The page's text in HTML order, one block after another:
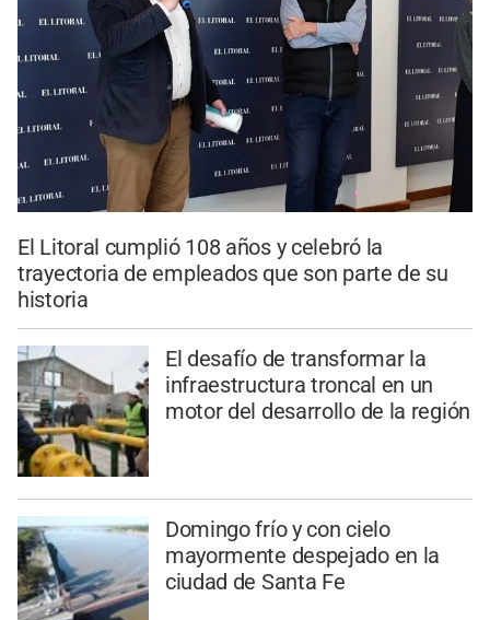
El Litoral cumplió 108 años y celebró la
trayectoria de empleados que son parte de su
historia
El desafío de transformar la
infraestructura troncal en un
motor del desarrollo de la región
Domingo frío y con cielo
mayormente despejado en la
ciudad de Santa Fe